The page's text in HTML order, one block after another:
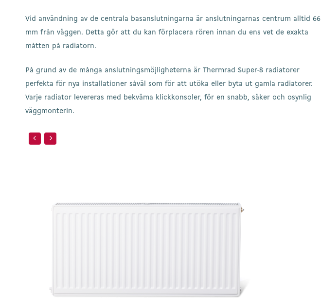
Vid användning av de centrala basanslutningarna är anslutningarnas centrum alltid 66
mm från väggen. Detta gör att du kan förplacera rören innan du ens vet de exakta
måtten på radiatorn.
På grund av de många anslutningsmöjligheterna är Thermrad Super-8 radiatorer
perfekta för nya installationer såväl som för att utöka eller byta ut gamla radiatorer.
Varje radiator levereras med bekväma klickkonsoler, för en snabb, säker och osynlig
väggmonterin.